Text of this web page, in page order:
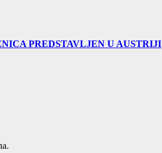
PREDSTAVLJEN U AUSTRIJI